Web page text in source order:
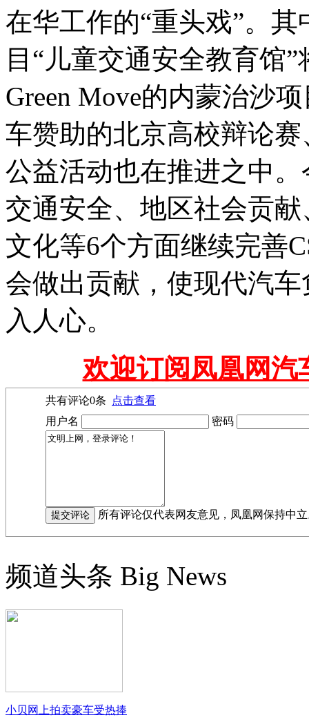
在华工作的“重头戏”。其
目“儿童交通安全教育馆
Green Move的内蒙治沙
车赞助的北京高校辩论
公益活动也在推进之中
交通安全、地区社会贡
文化等6个方面继续完善
会做出贡献，使现代汽
入人心。
欢迎订阅凤凰网汽
共有评论0条
点击查看
用户名
密码
所有评论仅代表网友意见，凤凰网保持中
频道头条 Big News
小贝网上拍卖豪车受热捧